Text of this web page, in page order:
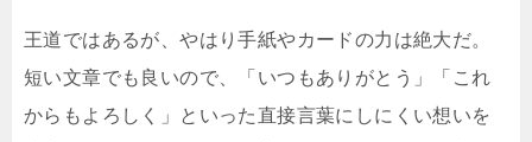
王道ではあるが、やはり手紙やカードの力は絶大だ。
短い文章でも良いので、「いつもありがとう」「これ
からもよろしく」といった直接言葉にしにくい想いを